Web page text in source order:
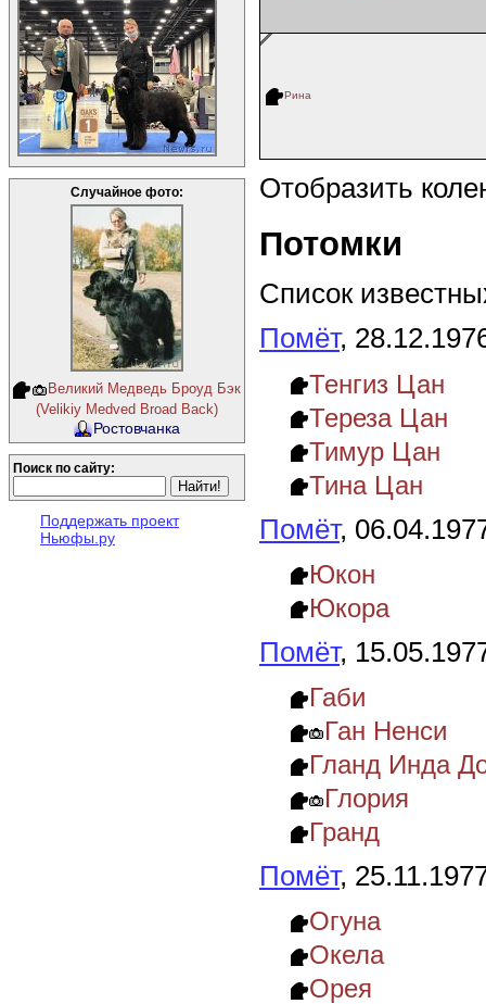
Случайное фото:
Великий Медведь Броуд Бэк
(Velikiy Medved Broad Back)
Ростовчанка
Поиск по сайту:
Поддержать проект
Ньюфы.ру
Рина
Отобразить
Потомки
Список
Помёт,
Тенгиз Цан
Тереза Цан
Тимур Цан
Тина Цан
Помёт,
Юкон
Юкора
Помёт,
Габи
Ган Ненси
Гланд Инда
Глория
Гранд
Помёт,
Огуна
Окела
Орея